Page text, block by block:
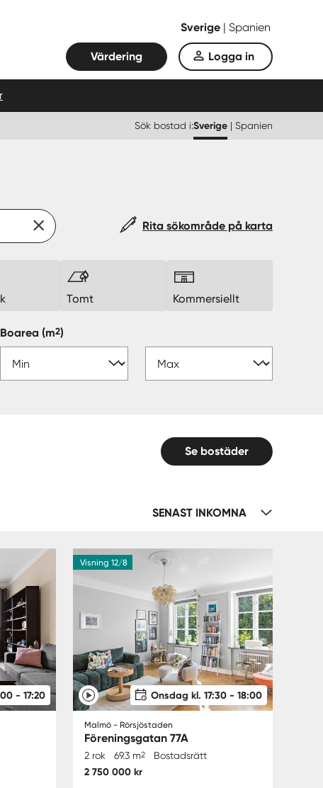
Sverige | Spanien
Värdering Logga in
Sök bostad i:Sverige | Spanien
Rita sökområde på karta
Tomt Kommersiellt
Boarea(m2)
Se bostäder
SENAST INKOMNA
- 17:20
Visning 12/8
Onsdag kl. 17:30 - 18:00
Malmö - Rörsjöstaden
Föreningsgatan 77A
2 rok 69.3 m2 Bostadsrätt
2 750 000 kr